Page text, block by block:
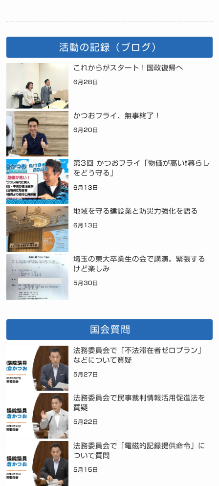
活動の記録（ブログ）
これからがスタート！国政復帰へ
6月28日
かつおフライ、無事終了！
6月20日
第3回 かつおフライ「物価が高い❗暮らし
をどう守る」
6月13日
地域を守る建設業と防災力強化を語る
6月13日
埼玉の東大卒業生の会で講演。緊張する
けど楽しみ
5月30日
国会質問
法務委員会で「不法滞在者ゼロプラン」
などについて質疑
5月27日
法務委員会で民事裁判情報活用促進法を
質疑
5月22日
法務委員会で「電磁的記録提供命令」に
ついて質問
5月15日